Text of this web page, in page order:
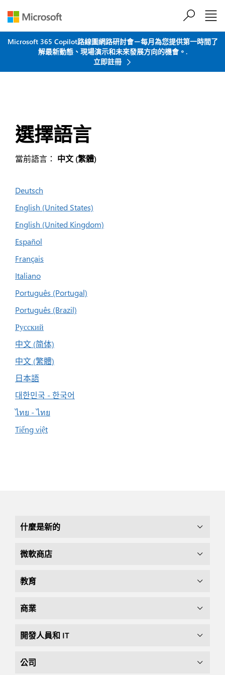
Microsoft 365 Copilot路線圖網路研討會－每月為您提供第一時間了
解最新動態、現場演示和未來發展方向的機會。.
立即註冊
選擇語言
當前語言： 中文 (繁體)
Deutsch
English (United States)
English (United Kingdom)
Español
Français
Italiano
Português (Portugal)
Português (Brazil)
Русский
中文 (简体)
中文 (繁體)
日本語
대한민국 - 한국어
ไทย - ไทย
Tiếng việt
什麼是新的
微軟商店
教育
商業
開發人員和 IT
公司